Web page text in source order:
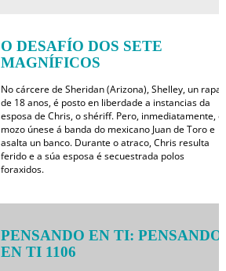
O DESAFÍO DOS SETE
MAGNÍFICOS
No cárcere de Sheridan (Arizona), Shelley, un rapaz
de 18 anos, é posto en liberdade a instancias da
esposa de Chris, o shériff. Pero, inmediatamente, o
mozo únese á banda do mexicano Juan de Toro e
asalta un banco. Durante o atraco, Chris resulta
ferido e a súa esposa é secuestrada polos
foraxidos.
PENSANDO EN TI: PENSANDO
EN TI 1106